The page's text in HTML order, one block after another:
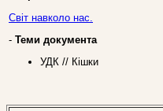
Світ навколо нас.
- Теми документа
УДК // Кішки